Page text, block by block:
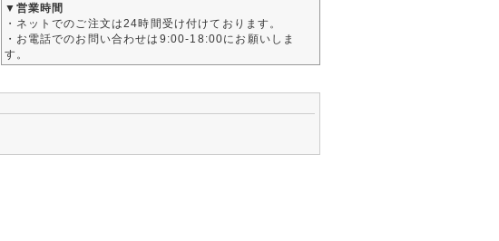
▼営業時間
・ネットでのご注文は24時間受け付けております。
・お電話でのお問い合わせは9:00-18:00にお願いしま
す。